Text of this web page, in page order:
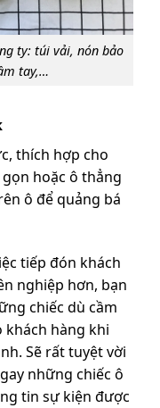
ty: túi vải, nón bảo
tay,…
thích hợp cho
hoặc ô thẳng
ô để quảng bá
tiếp đón khách
nghiệp hơn, bạn
chiếc dù cầm
khách hàng khi
Sẽ rất tuyệt vời
những chiếc ô
tin sự kiện được